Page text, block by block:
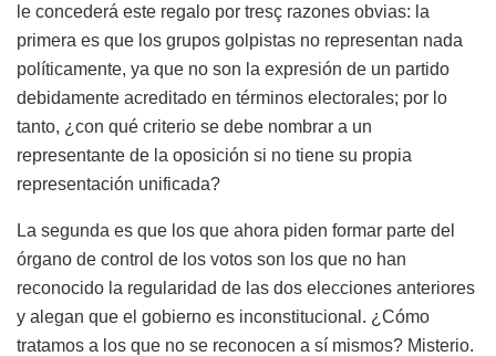
le concederá este regalo por tresç razones obvias: la
primera es que los grupos golpistas no representan nada
políticamente, ya que no son la expresión de un partido
debidamente acreditado en términos electorales; por lo
tanto, ¿con qué criterio se debe nombrar a un
representante de la oposición si no tiene su propia
representación unificada?
La segunda es que los que ahora piden formar parte del
órgano de control de los votos son los que no han
reconocido la regularidad de las dos elecciones anteriores
y alegan que el gobierno es inconstitucional. ¿Cómo
tratamos a los que no se reconocen a sí mismos? Misterio.